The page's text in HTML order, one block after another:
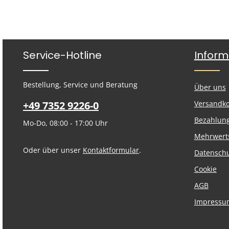
Service-Hotline
Bestellung, Service und Beratung
+49 7352 9226-0
Mo-Do, 08:00 - 17:00 Uhr
Oder über unser Kontaktformular.
Über uns
Cookie
AGB